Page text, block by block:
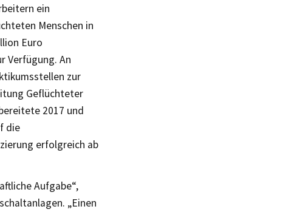
ein
Menschen in
Euro
Verfügung. An
zur
Geflüchteter
2017 und
die
erfolgreich ab
Aufgabe“,
„Einen